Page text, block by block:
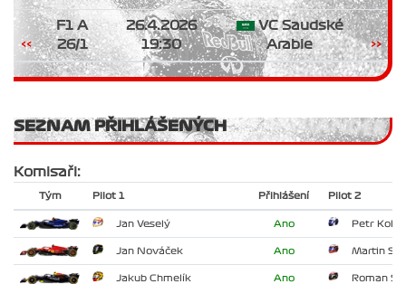
<<
F1 A
26/1
26.4.2026
19:30
VC Saudské
Arabie
>>
SEZNAM PŘIHLÁŠENÝCH
Komisaři:
Tým Pilot 1 Přihlášení Pilot 2
Jan Veselý Ano Petr Kolář
Jan Nováček Ano Martin
Jakub Chmelík Ano Roman